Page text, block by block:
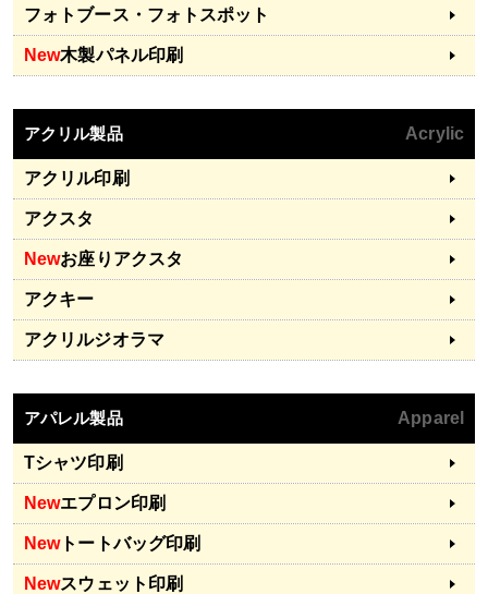
フォトブース・フォトスポット
New木製パネル印刷
アクリル製品 Acrylic
アクリル印刷
アクスタ
Newお座りアクスタ
アクキー
アクリルジオラマ
アパレル製品 Apparel
Tシャツ印刷
Newエプロン印刷
Newトートバッグ印刷
Newスウェット印刷